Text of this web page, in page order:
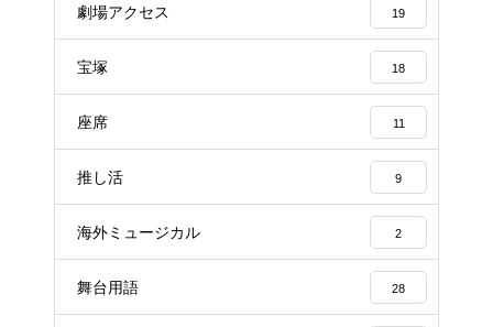
劇場アクセス 19
宝塚 18
座席 11
推し活 9
海外ミュージカル 2
舞台用語 28